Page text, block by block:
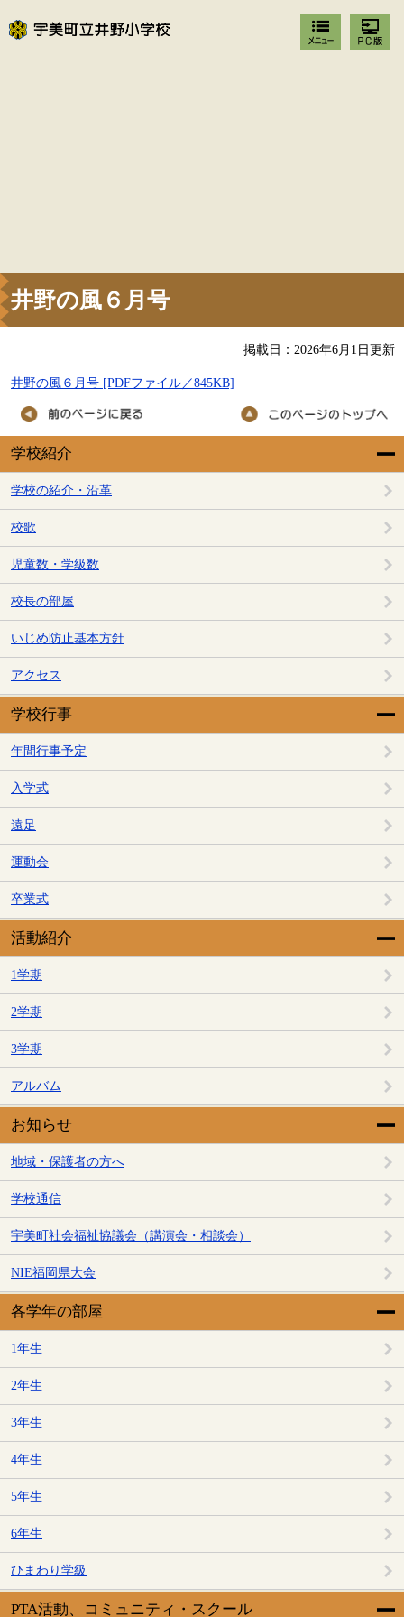
学校紹介
学校の紹介・沿革
校歌
児童数・学級数
校長の部屋
いじめ防止基本方針
アクセス
学校行事
年間行事予定
入学式
遠足
運動会
卒業式
活動紹介
1学期
2学期
3学期
アルバム
お知らせ
地域・保護者の方へ
学校通信
宇美町社会福祉協議会（講演会・相談会）
NIE福岡県大会
各学年の部屋
1年生
2年生
3年生
4年生
5年生
6年生
ひまわり学級
PTA活動、コミュニティ・スクール
井野の風６月号
掲載日：2026年6月1日更新
井野の風６月号 [PDFファイル／845KB]